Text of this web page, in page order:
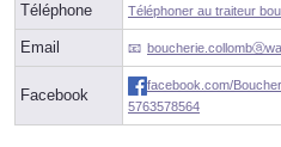
Téléphone Téléphoner au traiteur
Email
Facebook
facebook.com/
5763578564